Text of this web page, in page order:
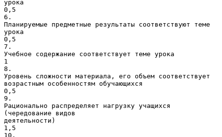
урока
0,5
6.
Планируемые предметные результаты соответствуют теме
урока
0,5
7.
Учебное содержание соответствует теме урока
1
8.
Уровень сложности материала, его объем соответствует
возрастным особенностям обучающихся
0,5
9.
Рационально распределяет нагрузку учащихся
(чередование видов
деятельности)
1,5
10.